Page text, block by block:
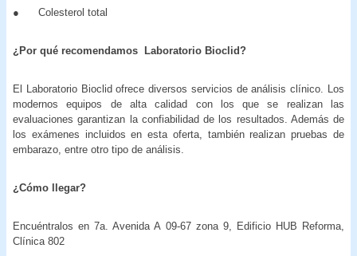
● Colesterol total
¿Por qué recomendamos Laboratorio Bioclid?
El Laboratorio Bioclid ofrece diversos servicios de análisis clínico. Los
modernos equipos de alta calidad con los que se realizan las
evaluaciones garantizan la confiabilidad de los resultados. Además de
los exámenes incluidos en esta oferta, también realizan pruebas de
embarazo, entre otro tipo de análisis.
¿Cómo llegar?
Encuéntralos en 7a. Avenida A 09-67 zona 9, Edificio HUB Reforma,
Clínica 802